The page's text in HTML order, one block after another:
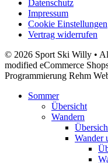
Datenschutz
Impressum
Cookie Einstellungen
Vertrag widerrufen
© 2026 Sport Ski Willy •
modified eCommerce
Programmierung Rehm
Sommer
Übersicht
Wandern
Wander